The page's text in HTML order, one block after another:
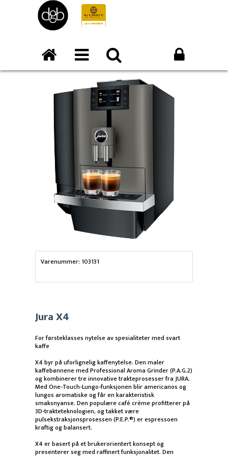
Varenummer: 103131
Jura X4
For førsteklasses nytelse av spesialiteter med svart
kaffe
X4 byr på uforlignelig kaffenytelse. Den maler
kaffebønnene med Professional Aroma Grinder (P.A.G.2)
og kombinerer tre innovative trakteprosesser fra JURA.
Med One-Touch-Lungo-funksjonen blir americanos og
lungos aromatiske og får en karakteristisk
smaksnyanse. Den populære café crème profitterer på
3D-trakteteknologien, og takket være
pulsekstraksjonsprosessen (P.E.P.®) er espressoen
kraftig og balansert.
X4 er basert på et brukerorientert konsept og
presenterer seg med raffinert funksjonalitet. Den